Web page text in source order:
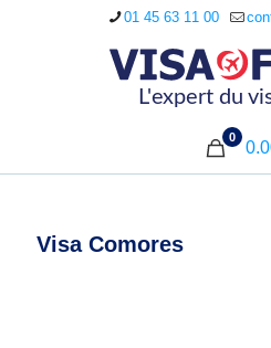
01 45 63 11 00
0
Visa Comores